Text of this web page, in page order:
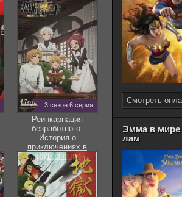
Смотреть
Эмма в мире
лам
3 сезон 6 серия
Реинкарнация
безработного:
История о
приключениях в
другом мире